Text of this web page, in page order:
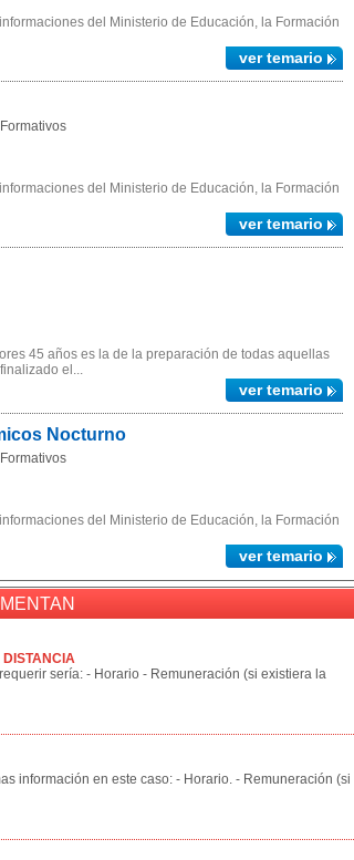
del Ministerio de Educación, la Formación
ver temario
del Ministerio de Educación, la Formación
ver temario
45 años es la de la preparación de todas aquellas
el...
ver temario
Nocturno
del Ministerio de Educación, la Formación
ver temario
sería: - Horario - Remuneración (si existiera la
información en este caso: - Horario. - Remuneración (si